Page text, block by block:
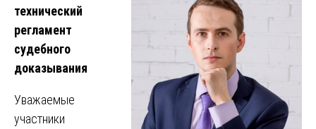
технический
регламент
судебного
доказывания
Уважаемые
участники